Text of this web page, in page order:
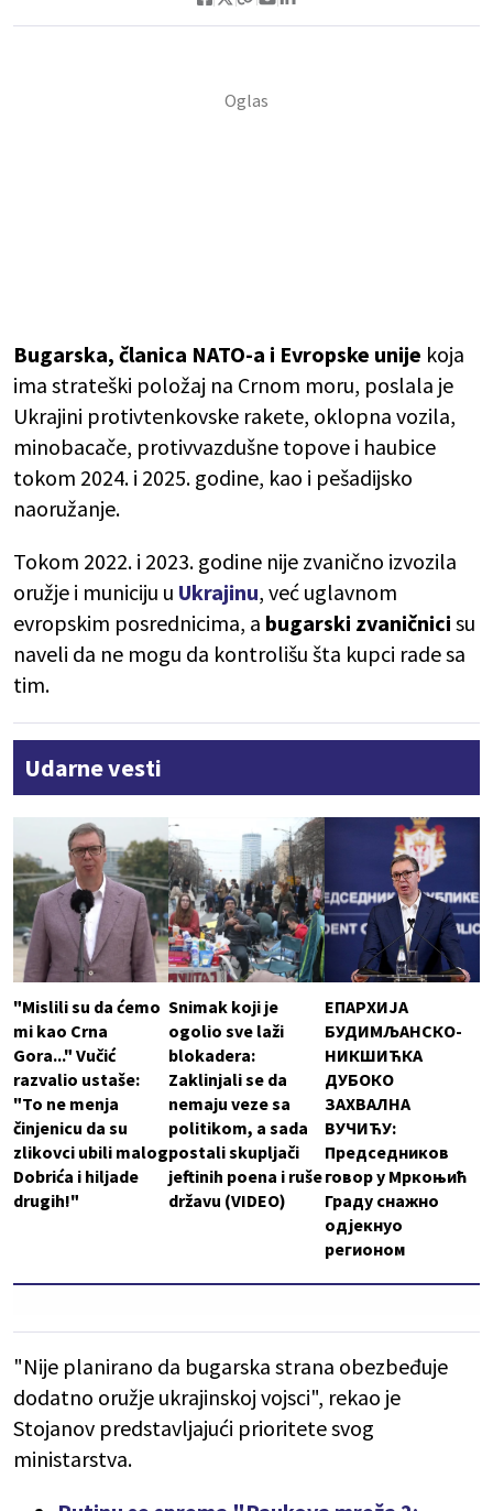
Bugarska, članica NATO-a i Evropske unije koja
ima strateški položaj na Crnom moru, poslala je
Ukrajini protivtenkovske rakete, oklopna vozila,
minobacače, protivvazdušne topove i haubice
tokom 2024. i 2025. godine, kao i pešadijsko
naoružanje.
Tokom 2022. i 2023. godine nije zvanično izvozila
oružje i municiju u Ukrajinu, već uglavnom
evropskim posrednicima, a bugarski zvaničnici su
naveli da ne mogu da kontrolišu šta kupci rade sa
tim.
Udarne vesti
"Mislili su da ćemo
mi kao Crna
Gora..." Vučić
razvalio ustaše:
"To ne menja
činjenicu da su
zlikovci ubili malog
Dobrića i hiljade
drugih!"
Snimak koji je
ogolio sve laži
blokadera:
Zaklinjali se da
nemaju veze sa
politikom, a sada
postali skupljači
jeftinih poena i ruše
državu (VIDEO)
ЕПАРХИЈА
БУДИМЉАНСКО-
НИКШИЋКА
ДУБОКО
ЗАХВАЛНА
ВУЧИЋУ:
Председников
говор у Мркоњић
Граду снажно
одјекнуо
регионом
"Nije planirano da bugarska strana obezbeđuje
dodatno oružje ukrajinskoj vojsci", rekao je
Stojanov predstavljajući prioritete svog
ministarstva.